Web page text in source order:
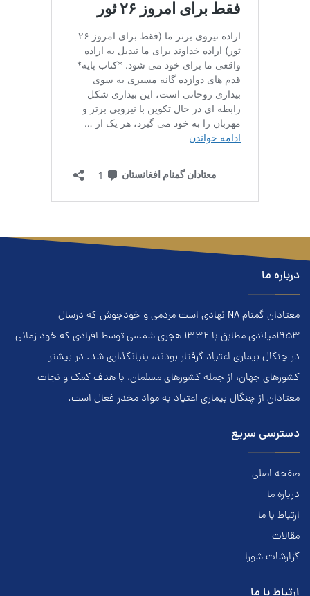
درباره ما
معتادان گمنام NA نهادي است مردمي و خودجوش که درسال
۱۹۵۳ميلادي مطابق با ۱۳۳۲ هجري‌ شمسي توسط افرادي که خود زماني
در چنگال بیماری اعتياد گرفتار بودند، بنيانگذاري شد. در بيشتر
کشور‌هاي جهان، از جمله کشور‌هاي مسلمان، با هدف کمک و نجات
معتادان از چنگال بیماری اعتياد به مواد مخدر فعال است.
دسترسی سریع
صفحه اصلی
درباره ما
ارتباط با ما
مقالات
گزارشات شورا